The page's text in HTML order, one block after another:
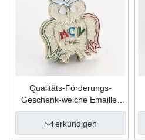
Qualitäts-Förderungs-
Geschenk-weiche Emaille-
kundenspezifische nette
Form-Zink-Legierungs-
Karnevalsnadel
erkundigen